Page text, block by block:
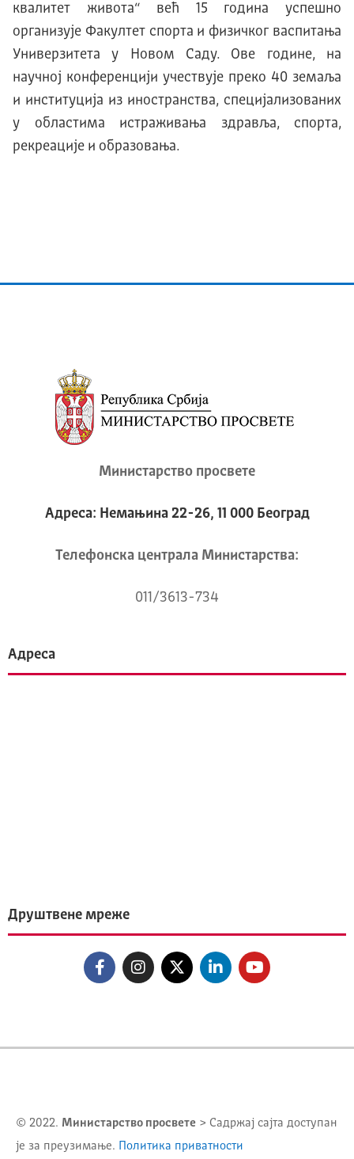
квалитет живота“ већ 15 година успешно
организује Факултет спорта и физичког васпитања
Универзитета у Новом Саду. Ове године, на
научној конференцији учествује преко 40 земаља
и институција из иностранства, специјализованих
у областима истраживања здравља, спорта,
рекреације и образовања.
Министарство просвете
Адреса: Немањина 22-26, 11 000 Београд
Телeфонска централа Mинистарства:
011/3613-734
Адреса
Друштвене мреже
© 2022. Министарство просвете > Садржај сајта доступан
је за преузимање.
Политика приватности